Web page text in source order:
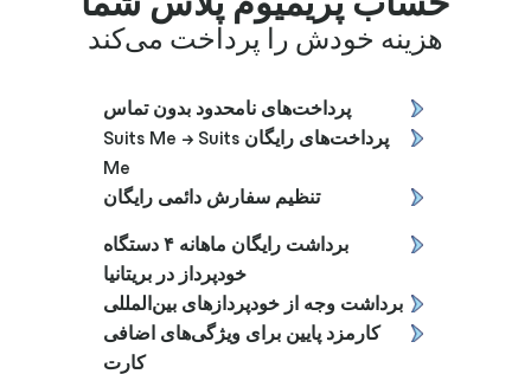
حساب پریمیوم پلاس شما
هزینه خودش را پرداخت می‌کند
پرداخت‌های نامحدود بدون تماس
پرداخت‌های رایگان Suits Me → Suits
Me
تنظیم سفارش دائمی رایگان
برداشت رایگان ماهانه ۴ دستگاه
خودپرداز در بریتانیا
برداشت وجه از خودپردازهای بین‌المللی
کارمزد پایین برای ویژگی‌های اضافی
کارت